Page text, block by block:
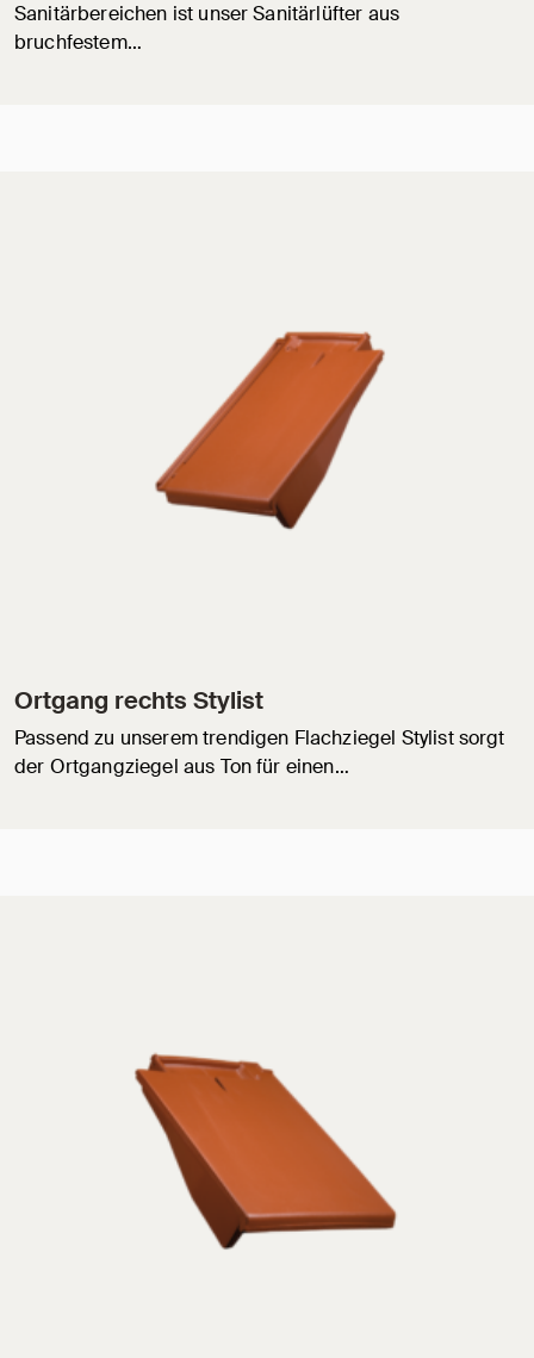
Sanitärbereichen ist unser Sanitärlüfter aus
bruchfestem…
Ortgang rechts Stylist
Passend zu unserem trendigen Flachziegel Stylist sorgt
der Ortgangziegel aus Ton für einen…